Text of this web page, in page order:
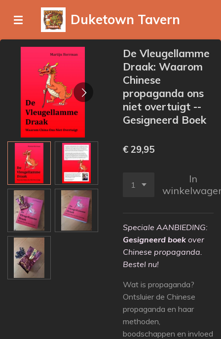
direct
Duketown Tavern
De Vleugellamme
Draak: Waarom
Chinese
propaganda ons
niet overtuigt --
Gesigneerd Boek
€ 29,95
In
Speciale AANBIEDING:
Gesigneerd boek over
Chinese propaganda.
Bestel nu!
Wat is propaganda?
Ontsluier de Chinese
propaganda en haar
methoden,
boodschappen en invloed